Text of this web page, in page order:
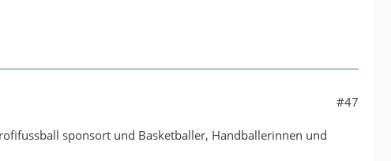
#47
sponsort und Basketballer, Handballerinnen und